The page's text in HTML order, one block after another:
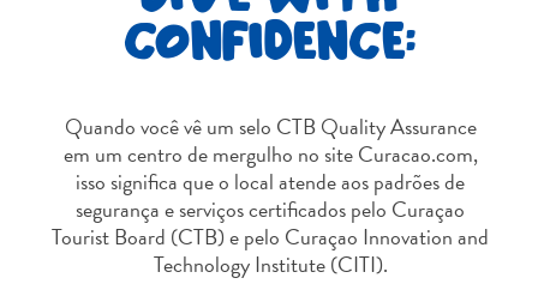
Natureza
Parques
Noite
Entretenimento
CONFIDENCE:
Quando você vê um selo CTB Quality Assurance
em um centro de mergulho no site Curacao.com,
isso significa que o local atende aos padrões de
segurança e serviços certificados pelo Curaçao
Tourist Board (CTB) e pelo Curaçao Innovation and
Technology Institute (CITI).